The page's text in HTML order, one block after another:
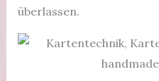
überlassen.